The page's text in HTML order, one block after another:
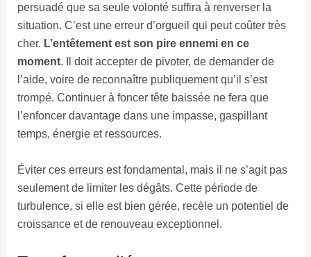
persuadé que sa seule volonté suffira à renverser la
situation. C’est une erreur d’orgueil qui peut coûter très
cher. L’entêtement est son pire ennemi en ce
moment. Il doit accepter de pivoter, de demander de
l’aide, voire de reconnaître publiquement qu’il s’est
trompé. Continuer à foncer tête baissée ne fera que
l’enfoncer davantage dans une impasse, gaspillant
temps, énergie et ressources.
Éviter ces erreurs est fondamental, mais il ne s’agit pas
seulement de limiter les dégâts. Cette période de
turbulence, si elle est bien gérée, recèle un potentiel de
croissance et de renouveau exceptionnel.